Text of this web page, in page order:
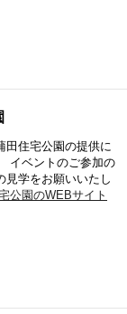
田住宅公園の提供に
イベントのご参加の
見学をお願いいたし
公園のWEBサイト